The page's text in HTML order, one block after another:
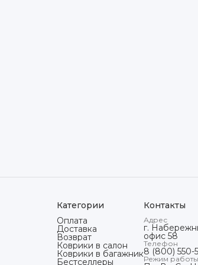
Категории
Оплата
Доставка
Возврат
Коврики в салон
Коврики в багажник
Бестселлеры
Контакты
Адрес
г.
офис 58
Телефон
8 (800) 550-
Режим работы